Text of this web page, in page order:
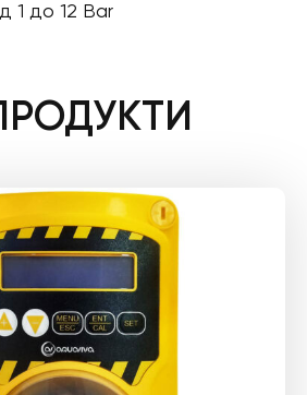
1 до 12 Bar